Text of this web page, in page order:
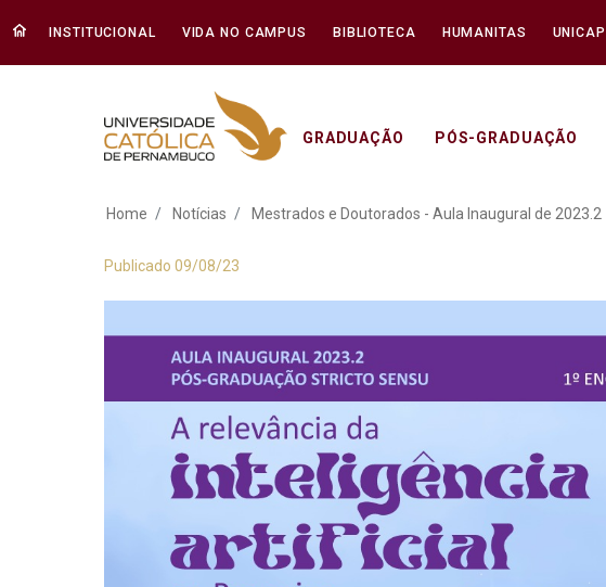
INSTITUCIONAL VIDA NO CAMPUS BIBLIOTECA HUMANITAS
GRADUAÇÃO PÓS-GRADUAÇÃO
Mestrados e Doutorados
Home Notícias Mestrados e Doutorados - Aula Inaugural de 2023.2
Publicado 09/08/23